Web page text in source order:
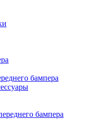
бампера
бампера